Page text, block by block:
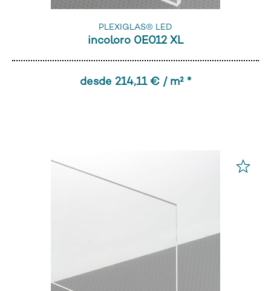
PLEXIGLAS® LED
incoloro 0E012 XL
desde 214,11 € / m² *